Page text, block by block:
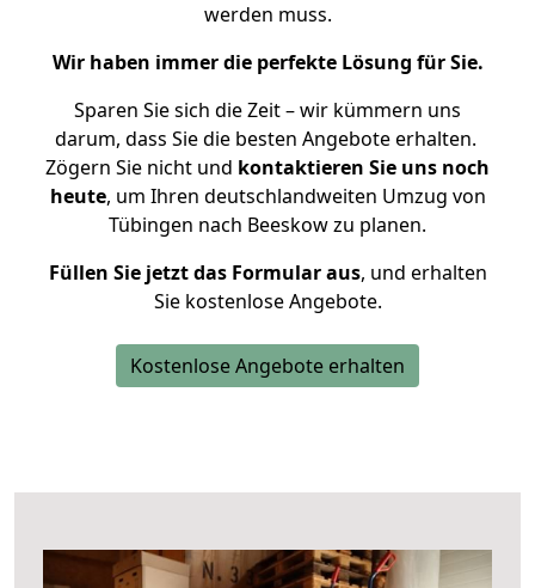
werden muss.
Wir haben immer die perfekte Lösung für Sie.
Sparen Sie sich die Zeit – wir kümmern uns
darum, dass Sie die besten Angebote erhalten.
Zögern Sie nicht und kontaktieren Sie uns noch
heute, um Ihren deutschlandweiten Umzug von
Tübingen nach Beeskow zu planen.
Füllen Sie jetzt das Formular aus, und erhalten
Sie kostenlose Angebote.
Kostenlose Angebote erhalten